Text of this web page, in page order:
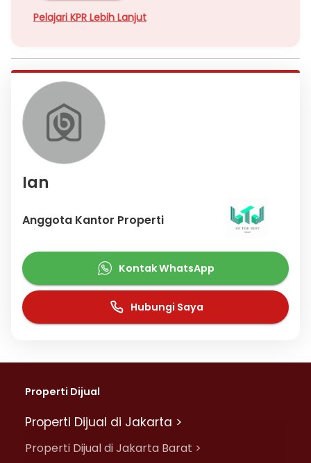
Pelajari KPR Lebih Lanjut
Ian
Anggota Kantor Properti
Kontak WhatsApp
Hubungi Saya
Properti Dijual
Properti Dijual di Jakarta >
Properti Dijual di Jakarta Barat >